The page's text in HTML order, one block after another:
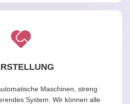
Maschinen, streng
System. Wir können alle